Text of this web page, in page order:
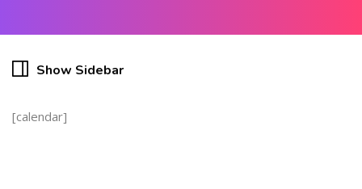
Show Sidebar
[calendar]